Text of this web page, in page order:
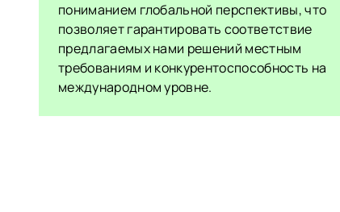
пониманием глобальной перспективы, что
позволяет гарантировать соответствие
предлагаемых нами решений местным
требованиям и конкурентоспособность на
международном уровне.